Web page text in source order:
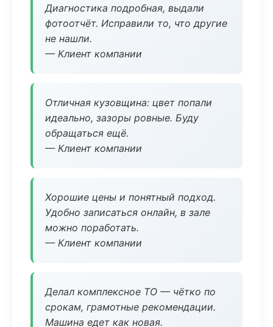
Диагностика подробная, выдали
фотоотчёт. Исправили то, что другие
не нашли.
— Клиент компании
Отличная кузовщина: цвет попали
идеально, зазоры ровные. Буду
обращаться ещё.
— Клиент компании
Хорошие цены и понятный подход.
Удобно записаться онлайн, в зале
можно поработать.
— Клиент компании
Делал комплексное ТО — чётко по
срокам, грамотные рекомендации.
Машина едет как новая.